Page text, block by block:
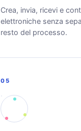
Crea, invia, ricevi e
elettroniche senza
resto del processo.
05